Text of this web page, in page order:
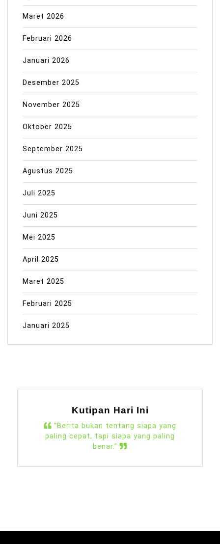
Maret 2026
Februari 2026
Januari 2026
Desember 2025
November 2025
Oktober 2025
September 2025
Agustus 2025
Juli 2025
Juni 2025
Mei 2025
April 2025
Maret 2025
Februari 2025
Januari 2025
Kutipan Hari Ini
“Berita bukan tentang siapa yang
paling cepat, tapi siapa yang paling
benar.”